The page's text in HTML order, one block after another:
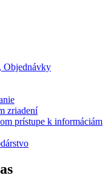
Objednávky
zriadení
prístupe k informáciám